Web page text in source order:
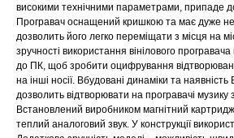
високими технічними параметрами, припаде
Програвач оснащений кришкою та має дуже
дозволить його легко переміщати з місця на
зручності використання вінілового
до ПК, щоб зробити оцифрування
на інші носії. Вбудовані динаміки та
дозволить відтворювати на програвачі
Встановлений виробником магнітний
теплий аналоговий звук. У конструкції